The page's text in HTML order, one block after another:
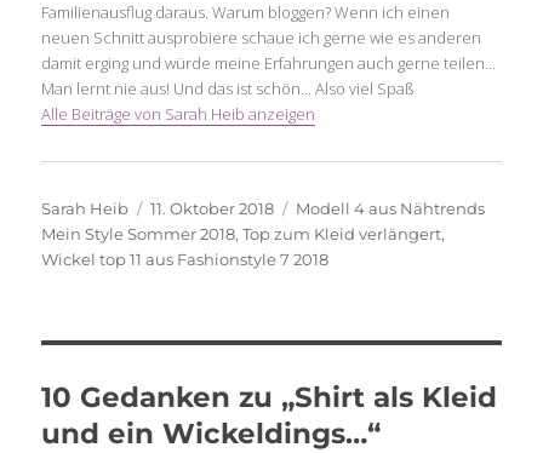
Familienausflug daraus. Warum bloggen? Wenn ich einen
neuen Schnitt ausprobiere schaue ich gerne wie es anderen
damit erging und würde meine Erfahrungen auch gerne teilen...
Man lernt nie aus! Und das ist schön... Also viel Spaß
Alle Beiträge von Sarah Heib anzeigen
Autor
Sarah Heib
Veröffentlicht
am
11. Oktober 2018 Schlagwörter
Modell 4 aus Nähtrends
Mein Style Sommer 2018,Top zum Kleid verlängert,
Wickel top 11 aus Fashionstyle 7 2018
10 Gedanken zu „Shirt als Kleid
und ein Wickeldings…“